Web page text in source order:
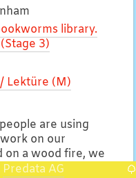
library.
3)
Lektüre (M)
are using
on our
on a wood fire, we
where the
Predata AG